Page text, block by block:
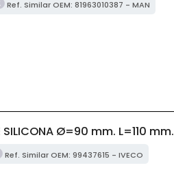
Ref. Similar OEM: 81963010387 - MAN
SILICONA Ø=90 mm. L=110 mm.
Ref. Similar OEM: 99437615 - IVECO